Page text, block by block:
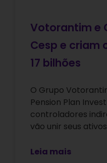
Votorantim e
Cesp e criam
17 bilhões
O Grupo
Pension Plan
controladores
vão unir seus
Leia mais